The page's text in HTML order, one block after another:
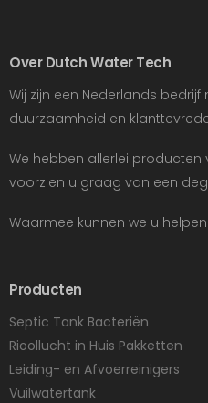
Over Dutch Water Tech
Wij zijn een Nederlands
duurzaamheid en
We hebben allerlei
voorzien u graag van een
Waarmee kunnen we u
Producten
Septic Tank Bacteriën
Rioollucht in Huis Pakketten
Leiding- en Afvoerreinigers
Vuilwatertank